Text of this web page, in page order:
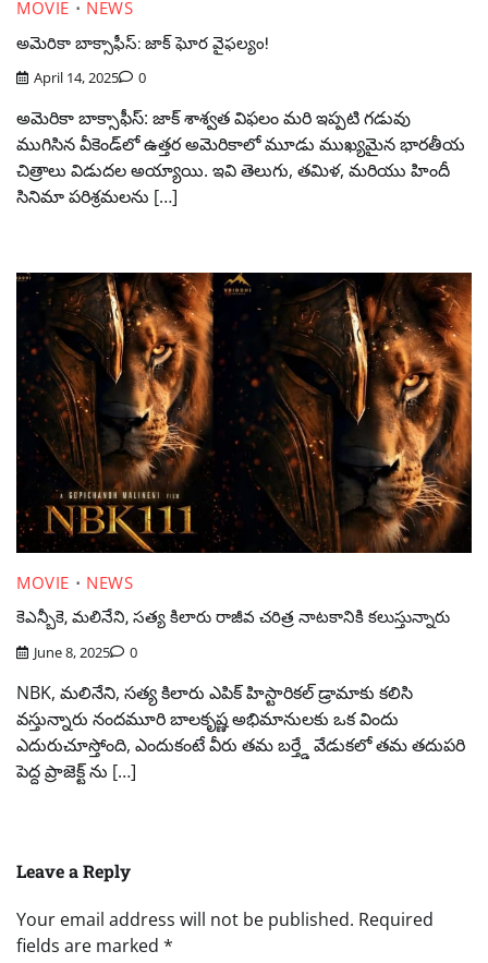
MOVIE
NEWS
అమెరికా బాక్సాఫీస్: జాక్ ఘోర వైఫల్యం!
April 14, 2025 0
అమెరికా బాక్సాఫీస్: జాక్ శాశ్వత విఫలం మరి ఇప్పటి గడువు
ముగిసిన వీకెండ్‌లో ఉత్తర అమెరికాలో మూడు ముఖ్యమైన భారతీయ
చిత్రాలు విడుదల అయ్యాయి. ఇవి తెలుగు, తమిళ, మరియు హిందీ
సినిమా పరిశ్ర‌మలను […]
MOVIE
NEWS
కెఎన్బీకె, మలినేని, సత్య కిలారు రాజీవ చరిత్ర నాటకానికి కలుస్తున్నారు
June 8, 2025 0
NBK, మలినేని, సత్య కిలారు ఎపిక్ హిస్టారికల్ డ్రామాకు కలిసి
వస్తున్నారు నందమూరి బాలకృష్ణ అభిమానులకు ఒక విందు
ఎదురుచూస్తోంది, ఎందుకంటే వీరు తమ బర్త్డే వేడుకలో తమ తదుపరి
పెద్ద ప్రాజెక్ట్ ను […]
Leave a Reply
Your email address will not be published. Required
fields are marked *